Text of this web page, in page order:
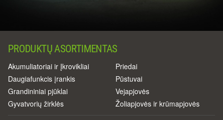
PRODUKTŲ ASORTIMENTAS
Akumuliatoriai ir Įkrovikliai
Daugiafunkcis įrankis
Grandininiai pjūklai
Gyvatvorių žirklės
Priedai
Pūstuvai
Vejapjovės
Žoliapjovės ir krūmapjovės